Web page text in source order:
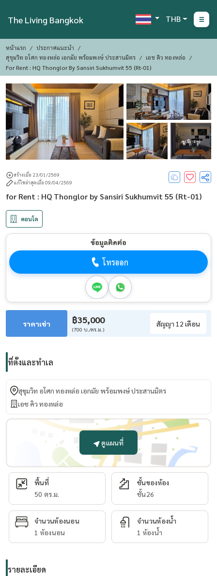
The Living Bangkok THB
หน้าแรก
ประกาศแนะนำ
สุขุมวิท อโศก ทองหล่อ เอกมัย พร้อมพงษ์ ประสานมิตร
เอช คิว ทองหล่อ
For Rent : HQ Thonglor By Sansiri Sukhumvit 55 (Rt-01)
ดูรูปอีก : 4 รูป
สร้างเมื่อ 23/01/2569
แก้ไขล่าสุดเมื่อ 09/04/2569
for Rent : HQ Thonglor by Sansiri Sukhumvit 55 (Rt-01)
คอนโด
ข้อมูลติดต่อ
โทรออก
ราคาเช่า ฿35,000
(700 บ./ตร.ม.)
สัญญา 12 เดือน
ที่ตั้งและทำเล
สุขุมวิท อโศก ทองหล่อ เอกมัย พร้อมพงษ์ ประสานมิตร
เอช คิว ทองหล่อ
ดูแผนที่
พื้นที่
50 ตร.ม.
ชั้นของห้อง
ชั้น26
จำนวนห้องนอน
1 ห้องนอน
จำนวนห้องน้ำ
1 ห้องน้ำ
รายละเอียด